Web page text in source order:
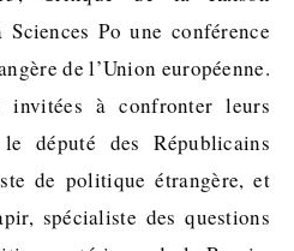
Po une conférence
de l’Union européenne.
invitées à confronter leurs
député des Républicains
de politique étrangère, et
spécialiste des questions